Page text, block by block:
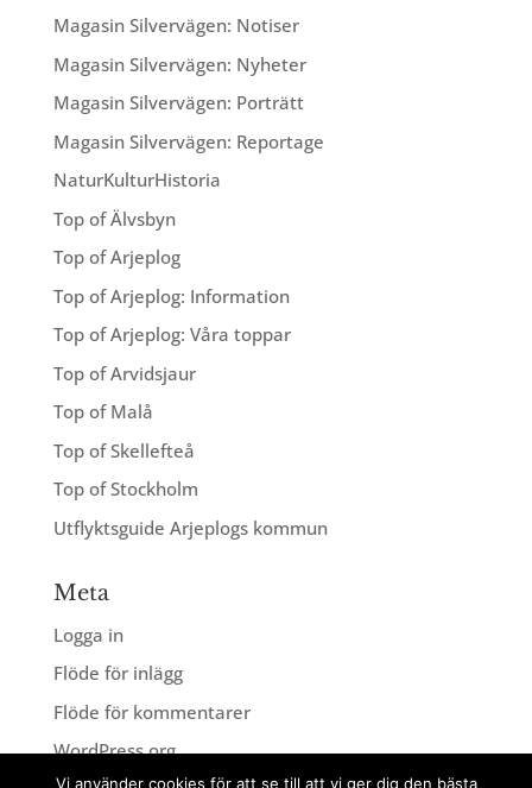
Magasin Silvervägen: Notiser
Magasin Silvervägen: Nyheter
Magasin Silvervägen: Porträtt
Magasin Silvervägen: Reportage
NaturKulturHistoria
Top of Älvsbyn
Top of Arjeplog
Top of Arjeplog: Information
Top of Arjeplog: Våra toppar
Top of Arvidsjaur
Top of Malå
Top of Skellefteå
Top of Stockholm
Utflyktsguide Arjeplogs kommun
Meta
Logga in
Flöde för inlägg
Flöde för kommentarer
WordPress.org
Vi använder cookies för att se till att vi ger dig den bästa